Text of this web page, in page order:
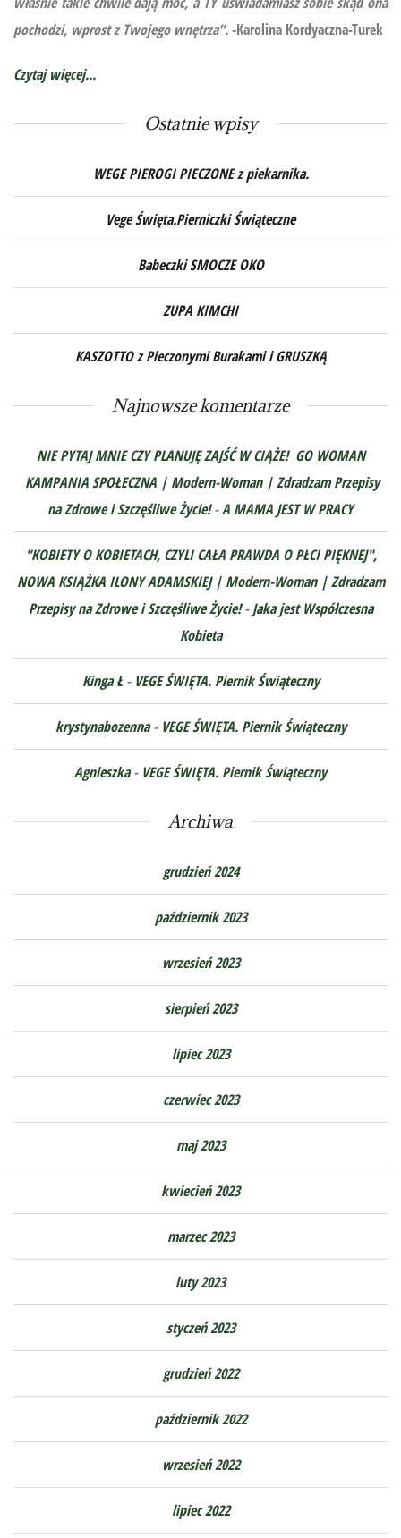
pochodzi, wprost z Twojego wnętrza”.-Karolina Kordyaczna-Turek
Czytaj więcej...
Ostatnie wpisy
WEGE PIEROGI PIECZONE z piekarnika.
Vege Święta.Pierniczki Świąteczne
Babeczki SMOCZE OKO
ZUPA KIMCHI
KASZOTTO z Pieczonymi Burakami i GRUSZKĄ
Najnowsze komentarze
NIE PYTAJ MNIE CZY PLANUJĘ ZAJŚĆ W CIĄŻE! GO WOMAN
KAMPANIA SPOŁECZNA | Modern-Woman | Zdradzam Przepisy
na Zdrowe i Szczęśliwe Życie!-A MAMA JEST W PRACY
"KOBIETY O KOBIETACH, CZYLI CAŁA PRAWDA O PŁCI PIĘKNEJ",
NOWA KSIĄŻKA ILONY ADAMSKIEJ | Modern-Woman | Zdradzam
Przepisy na Zdrowe i Szczęśliwe Życie!-Jaka jest Współczesna
Kobieta
Kinga Ł- VEGE ŚWIĘTA. Piernik Świąteczny
krystynabozenna- VEGE ŚWIĘTA. Piernik Świąteczny
Agnieszka- VEGE ŚWIĘTA. Piernik Świąteczny
Archiwa
grudzień 2024
październik 2023
wrzesień 2023
sierpień 2023
lipiec 2023
czerwiec 2023
maj 2023
kwiecień 2023
marzec 2023
luty 2023
styczeń 2023
grudzień 2022
październik 2022
wrzesień 2022
lipiec 2022